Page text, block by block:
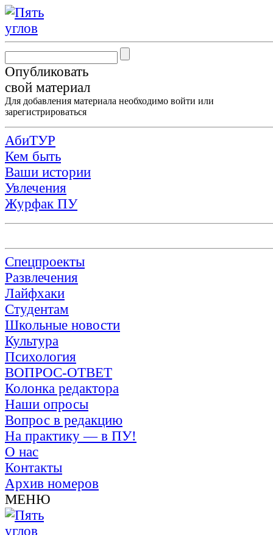
Опубликовать
свой материал
Для добавления материала необходимо войти или
зарегистрироваться
АбиТУР
Кем быть
Ваши истории
Увлечения
Журфак ПУ
Спецпроекты
Развлечения
Лайфхаки
Студентам
Школьные новости
Культура
Психология
ВОПРОС-ОТВЕТ
Колонка редактора
Наши опросы
Вопрос в редакцию
На практику — в ПУ!
О нас
Контакты
Архив номеров
МЕНЮ